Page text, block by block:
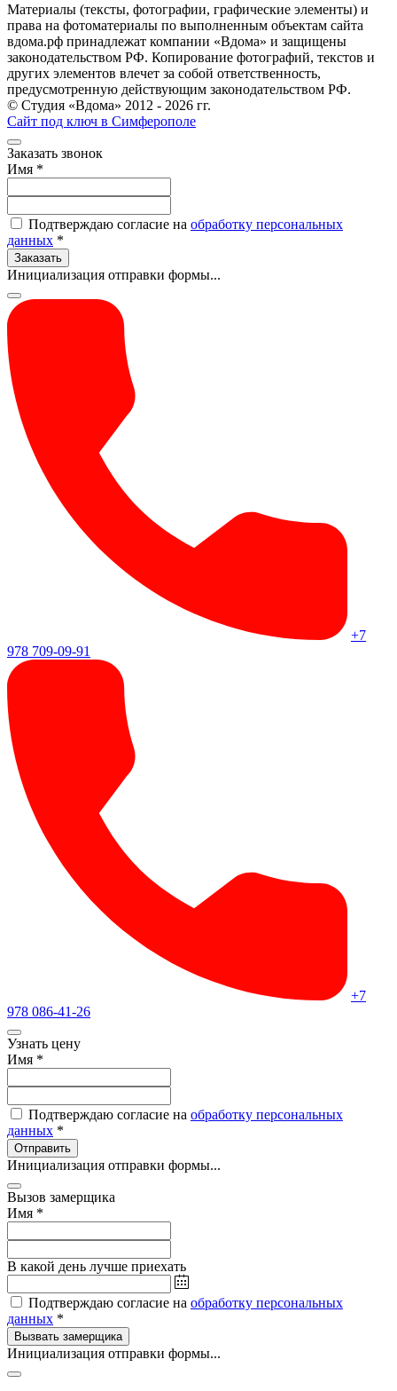
Материалы (тексты, фотографии, графические элементы) и
права на фотоматериалы по выполненным объектам сайта
вдома.рф принадлежат компании «Вдома» и защищены
законодательством РФ. Копирование фотографий, текстов и
других элементов влечет за собой ответственность,
предусмотренную действующим законодательством РФ.
© Студия «Вдома» 2012 - 2026 гг.
Сайт под ключ в Симферополе
Заказать звонок
Имя *
Подтверждаю согласие на обработку персональных
данных *
Заказать
Инициализация отправки формы...
+7
978 709-09-91
+7
978 086-41-26
Узнать цену
Имя *
Подтверждаю согласие на обработку персональных
данных *
Отправить
Инициализация отправки формы...
Вызов замерщика
Имя *
В какой день лучше приехать
Подтверждаю согласие на обработку персональных
данных *
Вызвать замерщика
Инициализация отправки формы...